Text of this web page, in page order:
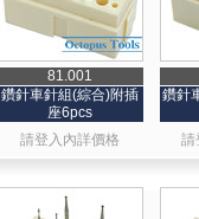
81.001
鑽針車針組(綜合)附插
座6pcs
請登入內詳價格
鑽針
請